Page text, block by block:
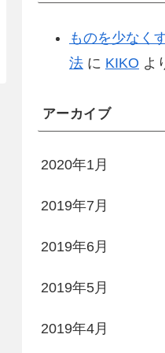
ものを少なく
法 に KIKO よ
アーカイブ
2020年1月
2019年7月
2019年6月
2019年5月
2019年4月